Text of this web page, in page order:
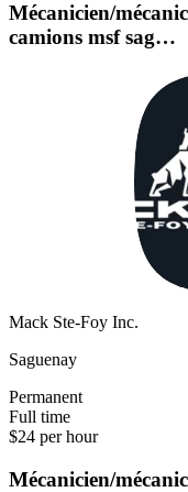
Mécanicien/
camions msf sag…
Mack Ste-Foy Inc.
Saguenay
Permanent
Full time
$24 per hour
Mécanicien/